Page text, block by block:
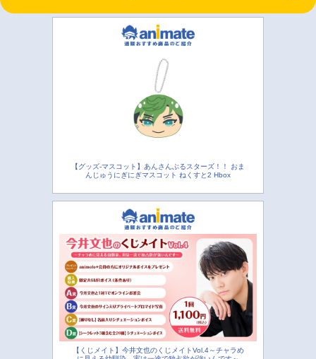
【グッズ-マスコット】あんさんぶるスターズ！！ おま
んじゅうにぎにぎマスコット ねくすと2 Hbox
【くじメイト】今井文也のくじメイトVol.4～チャラめ